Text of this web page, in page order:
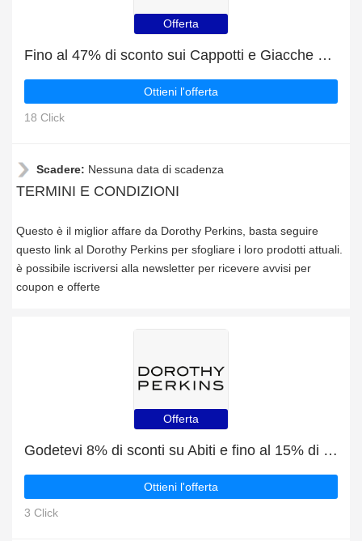
Offerta
Fino al 47% di sconto sui Cappotti e Giacche per un tempo limitato
Ottieni l'offerta
18 Click
Scadere: Nessuna data di scadenza
TERMINI E CONDIZIONI
Questo è il miglior affare da Dorothy Perkins, basta seguire
questo link al Dorothy Perkins per sfogliare i loro prodotti attuali.
è possibile iscriversi alla newsletter per ricevere avvisi per
coupon e offerte
Offerta
Godetevi 8% di sconti su Abiti e fino al 15% di sconto sugli altri
Ottieni l'offerta
3 Click